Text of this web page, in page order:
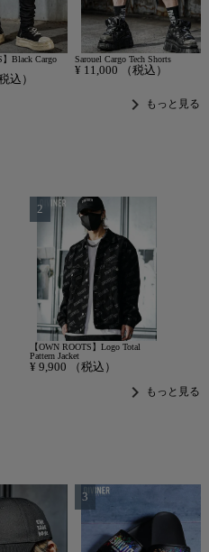
】Black Cargo
込）
Sarouel Cargo Tech Shorts
¥ 11,000 （税込）
chevron_right もっと見る
【OWN ROOTS】Logo Total
Pattern Jacket
¥ 9,900 （税込）
chevron_right もっと見る